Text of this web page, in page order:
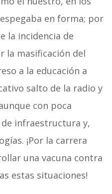
en forma; por
la incidencia de
la masificación del
a la educación a
salto de la radio y
con poca
infraestructura y,
¡Por la carrera
una vacuna contra
estas situaciones!